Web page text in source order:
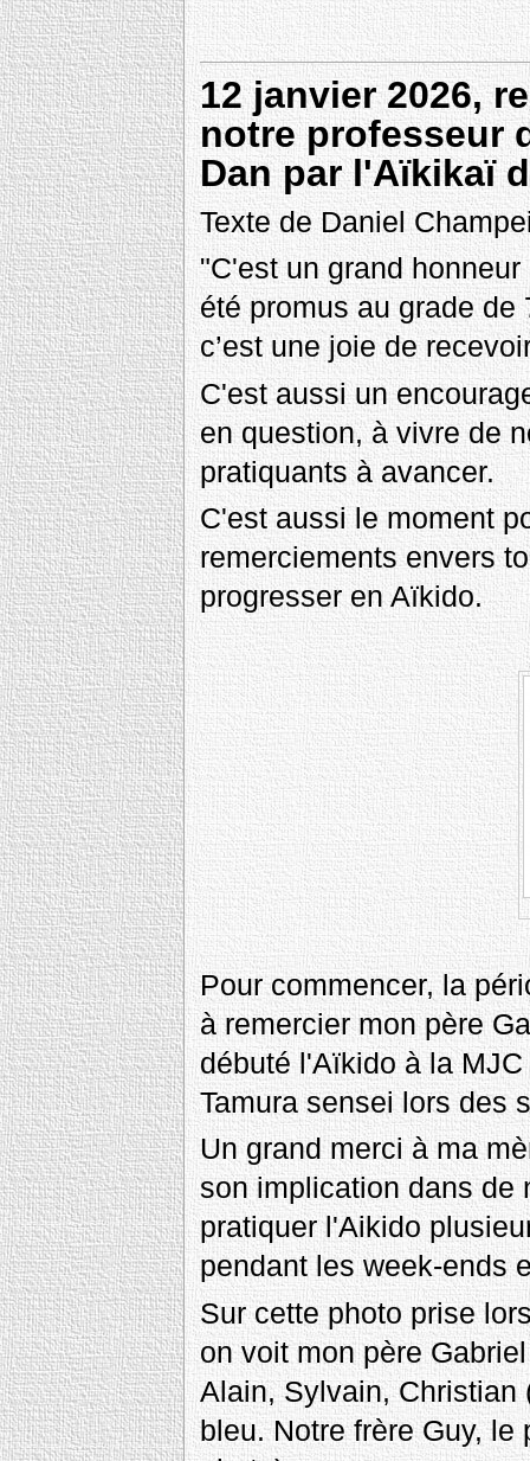
12 janvier 2026,
notre professeur
Dan par l'Aïkikaï
Texte de Daniel
"C'est un grand
été promus au grade
c’est une joie de
C'est aussi un
en question, à vivre de
pratiquants à avancer.
C'est aussi le moment
remerciements envers
progresser en Aïkido.
Pour commencer, la
à remercier mon père
débuté l'Aïkido à la
Tamura sensei lors des
Un grand merci à ma
son implication dans de
pratiquer l'Aikido
pendant les week-ends
Sur cette photo prise
on voit mon père
Alain, Sylvain, Christian
bleu. Notre frère Guy, le